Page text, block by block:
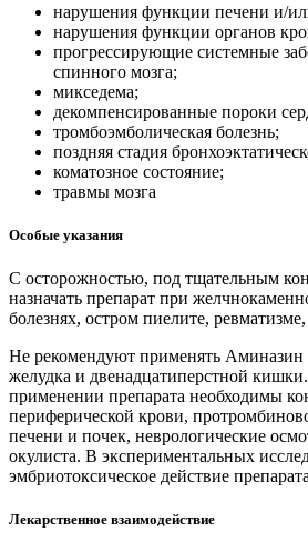
нарушения функции печени и/
нарушения функции органов
прогрессирующие системные
спинного мозга;
микседема;
декомпенсированные пороки
тромбоэмболическая болезнь;
поздняя стадия
коматозное состояние;
травмы мозга
Особые указания
С осторожностью, под тщательным
назначать препарат при
болезнях, остром пиелите,
Не рекомендуют применять Аминазин
желудка и двенадцатиперстной
применении препарата необходимы
периферической крови,
печени и почек, неврологические
окулиста. В экспериментальных
эмбриотоксическое действие
Лекарственное взаимодействие